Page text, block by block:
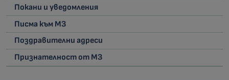
Покани и уведомления
Писма към МЗ
Поздравителни адреси
Признателност от МЗ